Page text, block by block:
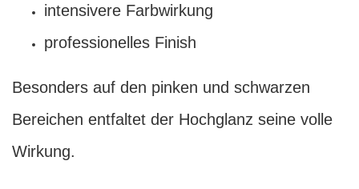
intensivere Farbwirkung
professionelles Finish
Besonders auf den pinken und schwarzen
Bereichen entfaltet der Hochglanz seine volle
Wirkung.